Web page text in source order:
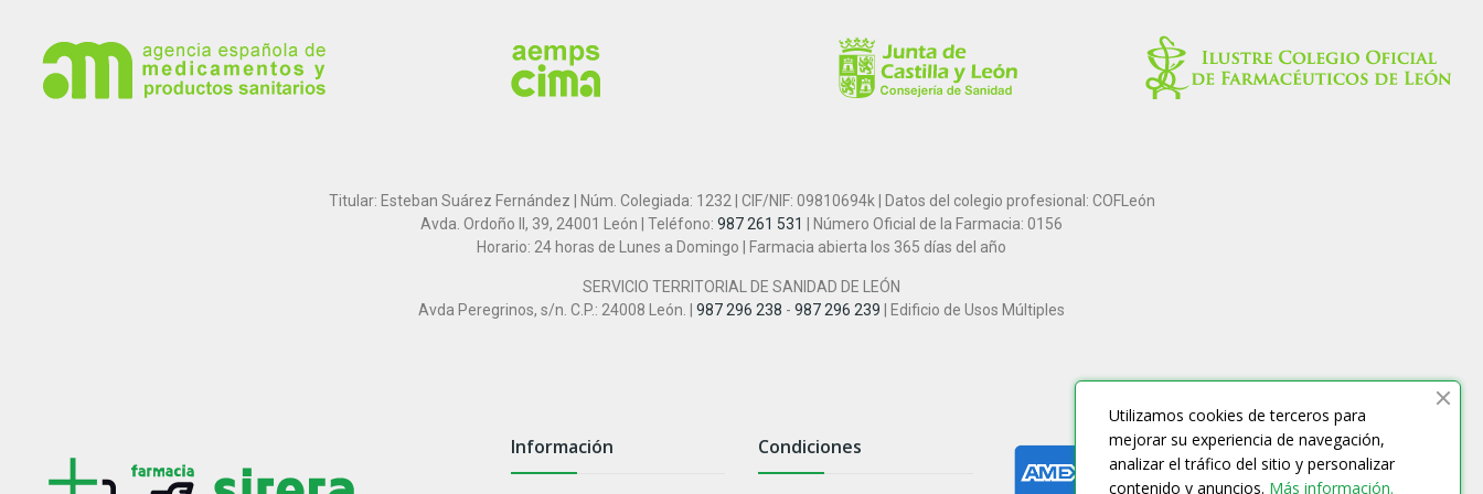
Titular: Esteban Suárez Fernández | Núm. Colegiada: 1232 | CIF/NIF: 09810694k | Datos del colegio profesional: COFLeón
Avda. Ordoño II, 39, 24001 León | Teléfono: 987 261 531
| Número Oficial de la Farmacia: 0156
Horario: 24 horas de Lunes a Domingo | Farmacia abierta los 365 días del año
SERVICIO TERRITORIAL DE SANIDAD DE LEÓN
Avda Peregrinos, s/n. C.P.: 24008 León. | 987 296 238 - 987 296 239 | Edificio de Usos Múltiples
Información Condiciones
Utilizamos cookies de terceros para
mejorar su experiencia de navegación,
analizar el tráfico del sitio y personalizar
contenido y anuncios. Más información.